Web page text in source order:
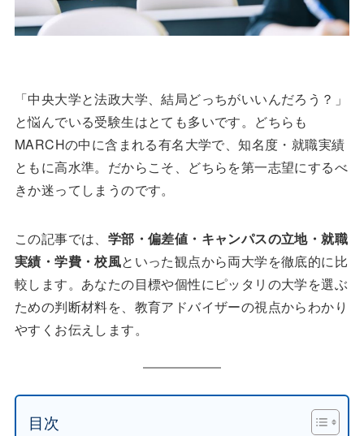
「中央大学と法政大学、結局どっちがいいんだろう？」
と悩んでいる受験生はとても多いです。どちらも
MARCHの中に含まれる有名大学で、知名度・就職実績
ともに高水準。だからこそ、どちらを第一志望にするべ
きか迷ってしまうのです。
この記事では、 学部・偏差値・キャンパスの立地・就職
実績・学費・校風といった観点から両大学を徹底的に比
較します。あなたの目標や個性にピッタリの大学を選ぶ
ための判断材料を、教育アドバイザーの視点からわかり
やすくお伝えします。
目次